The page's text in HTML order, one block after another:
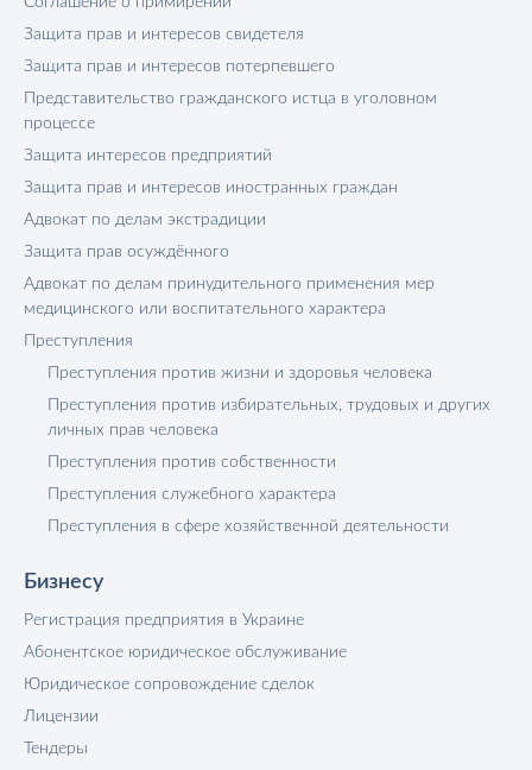
Защита прав и интересов свидетеля
Защита прав и интересов потерпевшего
Представительство гражданского истца в уголовном
процессе
Защита интересов предприятий
Защита прав и интересов иностранных граждан
Адвокат по делам экстрадиции
Защита прав осуждённого
Адвокат по делам принудительного применения мер
медицинского или воспитательного характера
Преступления
Преступления против жизни и здоровья человека
Преступления против избирательных, трудовых и других
личных прав человека
Преступления против собственности
Преступления служебного характера
Преступления в сфере хозяйственной деятельности
Бизнесу
Регистрация предприятия в Украине
Абонентское юридическое обслуживание
Юридическое сопровождение сделок
Лицензии
Тендеры